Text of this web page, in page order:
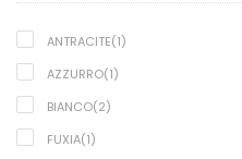
ANTRACITE(1)
AZZURRO(1)
BIANCO(2)
FUXIA(1)